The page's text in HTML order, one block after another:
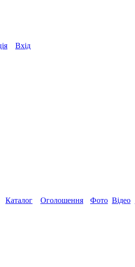
Вхід
Каталог Оголошення Фото Відео